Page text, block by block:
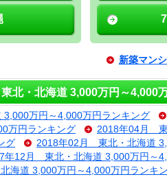
新築マン
北・北海道 3,000万円～4,000
万円～4,000万円ランキング
万円ランキング
2018年04月 東
グ
2018年02月 東北・北海道
年12月 東北・北海道 3,000万円～
海道 3,000万円～4,000万円ランキ